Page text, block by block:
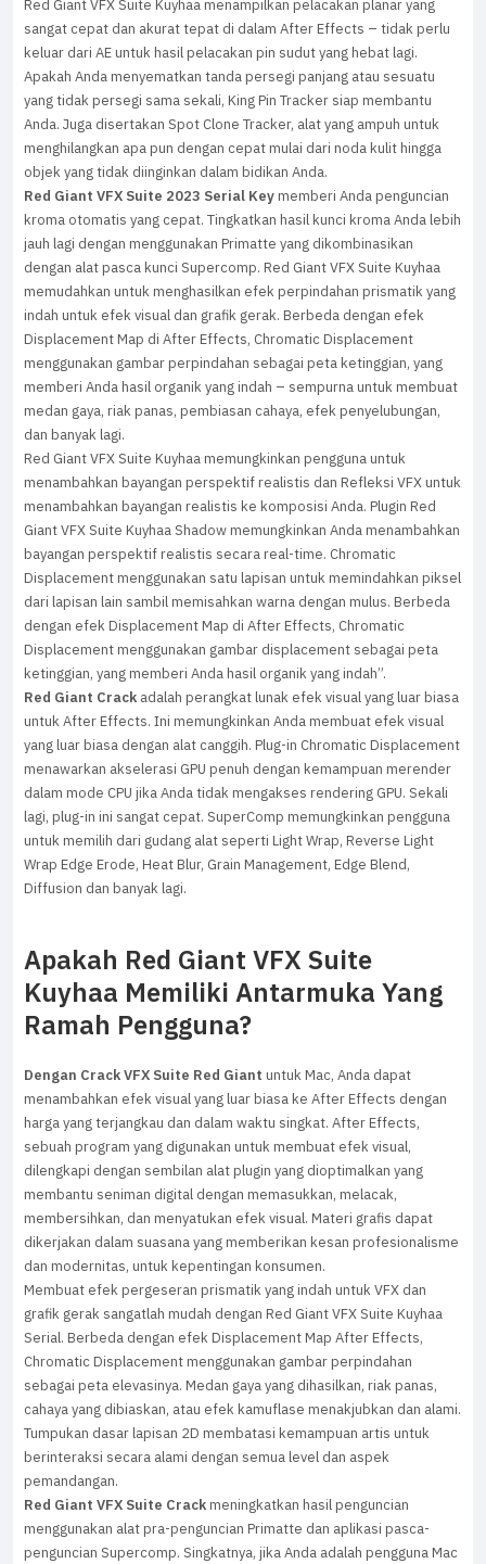
Red Giant VFX Suite Kuyhaa menampilkan pelacakan planar yang
sangat cepat dan akurat tepat di dalam After Effects – tidak perlu
keluar dari AE untuk hasil pelacakan pin sudut yang hebat lagi.
Apakah Anda menyematkan tanda persegi panjang atau sesuatu
yang tidak persegi sama sekali, King Pin Tracker siap membantu
Anda. Juga disertakan Spot Clone Tracker, alat yang ampuh untuk
menghilangkan apa pun dengan cepat mulai dari noda kulit hingga
objek yang tidak diinginkan dalam bidikan Anda.
Red Giant VFX Suite 2023 Serial Keymemberi Anda penguncian
kroma otomatis yang cepat. Tingkatkan hasil kunci kroma Anda lebih
jauh lagi dengan menggunakan Primatte yang dikombinasikan
dengan alat pasca kunci Supercomp. Red Giant VFX Suite Kuyhaa
memudahkan untuk menghasilkan efek perpindahan prismatik yang
indah untuk efek visual dan grafik gerak. Berbeda dengan efek
Displacement Map di After Effects, Chromatic Displacement
menggunakan gambar perpindahan sebagai peta ketinggian, yang
memberi Anda hasil organik yang indah – sempurna untuk membuat
medan gaya, riak panas, pembiasan cahaya, efek penyelubungan,
dan banyak lagi.
Red Giant VFX Suite Kuyhaa memungkinkan pengguna untuk
menambahkan bayangan perspektif realistis dan Refleksi VFX untuk
menambahkan bayangan realistis ke komposisi Anda. Plugin Red
Giant VFX Suite Kuyhaa Shadow memungkinkan Anda menambahkan
bayangan perspektif realistis secara real-time. Chromatic
Displacement menggunakan satu lapisan untuk memindahkan piksel
dari lapisan lain sambil memisahkan warna dengan mulus. Berbeda
dengan efek Displacement Map di After Effects, Chromatic
Displacement menggunakan gambar displacement sebagai peta
ketinggian, yang memberi Anda hasil organik yang indah”.
Red Giant Crack adalah perangkat lunak efek visual yang luar biasa
untuk After Effects. Ini memungkinkan Anda membuat efek visual
yang luar biasa dengan alat canggih. Plug-in Chromatic Displacement
menawarkan akselerasi GPU penuh dengan kemampuan merender
dalam mode CPU jika Anda tidak mengakses rendering GPU. Sekali
lagi, plug-in ini sangat cepat. SuperComp memungkinkan pengguna
untuk memilih dari gudang alat seperti Light Wrap, Reverse Light
Wrap Edge Erode, Heat Blur, Grain Management, Edge Blend,
Diffusion dan banyak lagi.
Apakah Red Giant VFX Suite
Kuyhaa Memiliki Antarmuka Yang
Ramah Pengguna?
Dengan Crack VFX Suite Red Giant untuk Mac, Anda dapat
menambahkan efek visual yang luar biasa ke After Effects dengan
harga yang terjangkau dan dalam waktu singkat. After Effects,
sebuah program yang digunakan untuk membuat efek visual,
dilengkapi dengan sembilan alat plugin yang dioptimalkan yang
membantu seniman digital dengan memasukkan, melacak,
membersihkan, dan menyatukan efek visual. Materi grafis dapat
dikerjakan dalam suasana yang memberikan kesan profesionalisme
dan modernitas, untuk kepentingan konsumen.
Membuat efek pergeseran prismatik yang indah untuk VFX dan
grafik gerak sangatlah mudah dengan Red Giant VFX Suite Kuyhaa
Serial. Berbeda dengan efek Displacement Map After Effects,
Chromatic Displacement menggunakan gambar perpindahan
sebagai peta elevasinya. Medan gaya yang dihasilkan, riak panas,
cahaya yang dibiaskan, atau efek kamuflase menakjubkan dan alami.
Tumpukan dasar lapisan 2D membatasi kemampuan artis untuk
berinteraksi secara alami dengan semua level dan aspek
pemandangan.
Red Giant VFX Suite Crackmeningkatkan hasil penguncian
menggunakan alat pra-penguncian Primatte dan aplikasi pasca-
penguncian Supercomp. Singkatnya, jika Anda adalah pengguna Mac